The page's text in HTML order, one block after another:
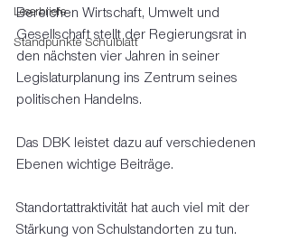
Leserbriefe
Standpunkte Schulblatt
Bereichen Wirtschaft, Umwelt und
Gesellschaft stellt der Regierungsrat in
den nächsten vier Jahren in seiner
Legislaturplanung ins Zentrum seines
politischen Handelns.
Das DBK leistet dazu auf verschiedenen
Ebenen wichtige Beiträge.
Standortattraktivität hat auch viel mit der
Stärkung von Schulstandorten zu tun.